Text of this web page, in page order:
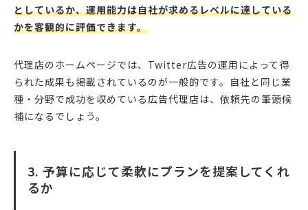
としているか、運用能力は自社が求めるレベルに達している
かを客観的に評価できます。
代理店のホームページでは、Twitter広告の運用によって得
られた成果も掲載されているのが一般的です。自社と同じ業
種・分野で成功を収めている広告代理店は、依頼先の筆頭候
補になるでしょう。
3. 予算に応じて柔軟にプランを提案してくれ
るか